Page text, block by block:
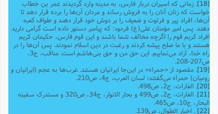
. زمانی که اسیران دربار فارس، به مدینه وارد گردیدند عمر بن خطاب
خواست که زنان آنان را به فروش رساند و مردان آن‌ها را برده قرار دهد تا
آن‌ها، افراد پیر و فرتوت و ضعیف را بر دوش خود قرار دهند و طواف کعبه
دهند. پس امیر مؤمنان علی(ع) فرمود: که پیامبر دستور داده است گرامی دارید
افراد کریم قوم را اگرچه مخالف شما باشند و این قوم فارس، حکیمان کریم
هستند و با ما صلح پیشه کردند و رغبت در دین اسلام نمودند. پس آن‌ها را در
راه خدا، آزاد می‌نماییم. این حق من و حق بنی‌هاشم است. مناقب، ج3،
ص207-208.
. مقصود از «حمراء» در این‌جا ایرانیان هستند. عرب‌ها به عجم (ایرانیان و
رومیان) حمراء می‌گفتند؛ لسان العرب، ج4، ص210.
. الغارات، ج2، ص498.
. الغارات، ج2، ص499 و بحار الانوار، ج34، ص320 و مستدرک سفینه
البحار، ج10، ص465.
. اخبار الطوال، ص139.